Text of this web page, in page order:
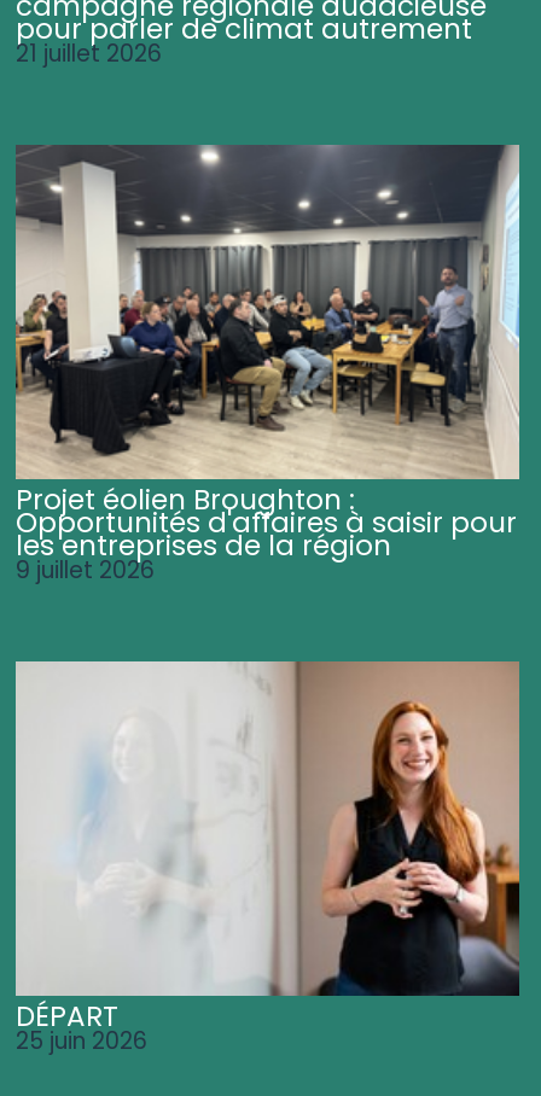
pour parler de climat autrement
21 juillet 2026
Projet éolien Broughton :
Opportunités d'affaires à saisir pour
les entreprises de la région
9 juillet 2026
DÉPART
25 juin 2026